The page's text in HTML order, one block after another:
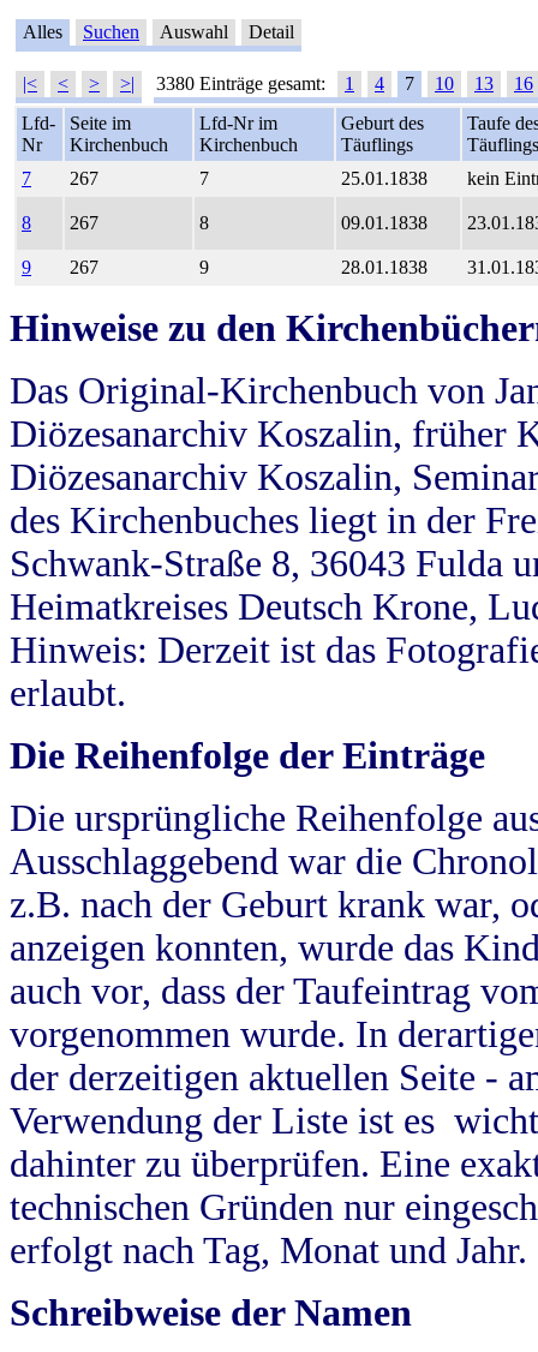
Alles Suchen Auswahl Detail
|< < > >| 3380 Einträge gesamt: 1 4 7 10 13
16
Lfd-
Nr
Seite im
Kirchenbuch
Lfd-Nr im
Kirchenbuch
Geburt des
Täuflings
Taufe
Täuflings
7
267 7 25.01.1838 kein
8 267 8 09.01.1838
9 267 9 28.01.1838
Hinweise zu den
Das Original-Kirchenbuch von
Diözesanarchiv Koszalin, früher
Diözesanarchiv Koszalin,
des Kirchenbuches liegt in der
Schwank-Straße 8, 36043 Fulda
Heimatkreises Deutsch Krone,
Hinweis: Derzeit ist das
erlaubt.
Die Reihenfolge der Einträge
Die ursprüngliche Reihenfolge
Ausschlaggebend war die
z.B. nach der Geburt krank war,
anzeigen konnten, wurde das
auch vor, dass der Taufeintrag
vorgenommen wurde. In
der derzeitigen aktuellen Seite -
Verwendung der Liste ist es
dahinter zu überprüfen. Eine
technischen Gründen nur
erfolgt nach Tag, Monat und Jahr.
Schreibweise der Namen